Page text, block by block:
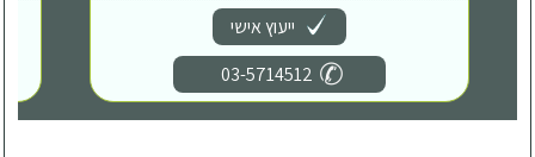
ייעוץ אישי
03-5714512